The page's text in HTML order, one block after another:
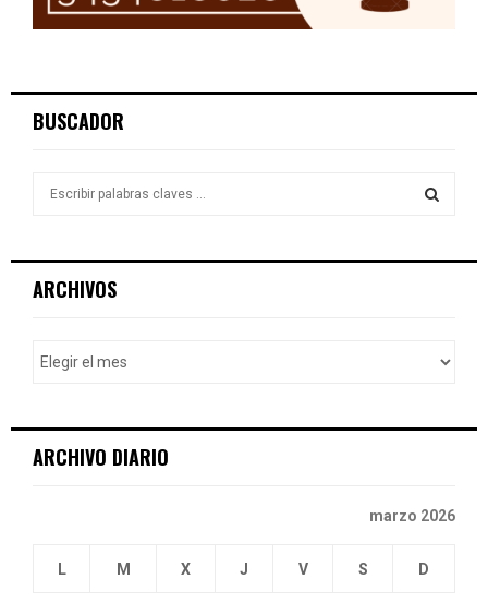
BUSCADOR
h
ARCHIVOS
ARCHIVO DIARIO
marzo 2026
L M X J V S D